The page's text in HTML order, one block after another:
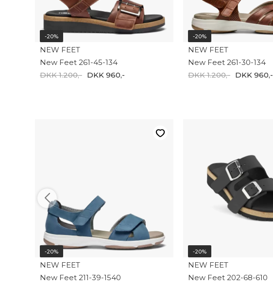
-20%
NEW FEET
New Feet 261-45-134
DKK 1.200,- DKK 960,-
-20%
NEW FEET
New Feet 261-30-134
DKK 1.200,- DKK 960,-
-20%
NEW FEET
New Feet 211-39-1540
-20%
NEW FEET
New Feet 202-68-610